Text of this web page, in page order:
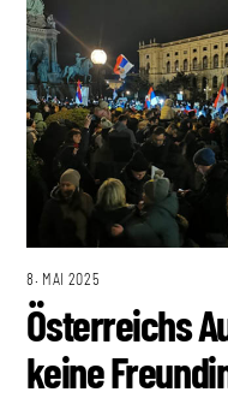
8. MAI 2025
Österreichs
keine